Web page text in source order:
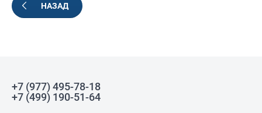
НАЗАД
+7 (977) 495-78-18
+7 (499) 190-51-64